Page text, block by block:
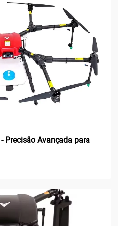
Precisão Avançada para